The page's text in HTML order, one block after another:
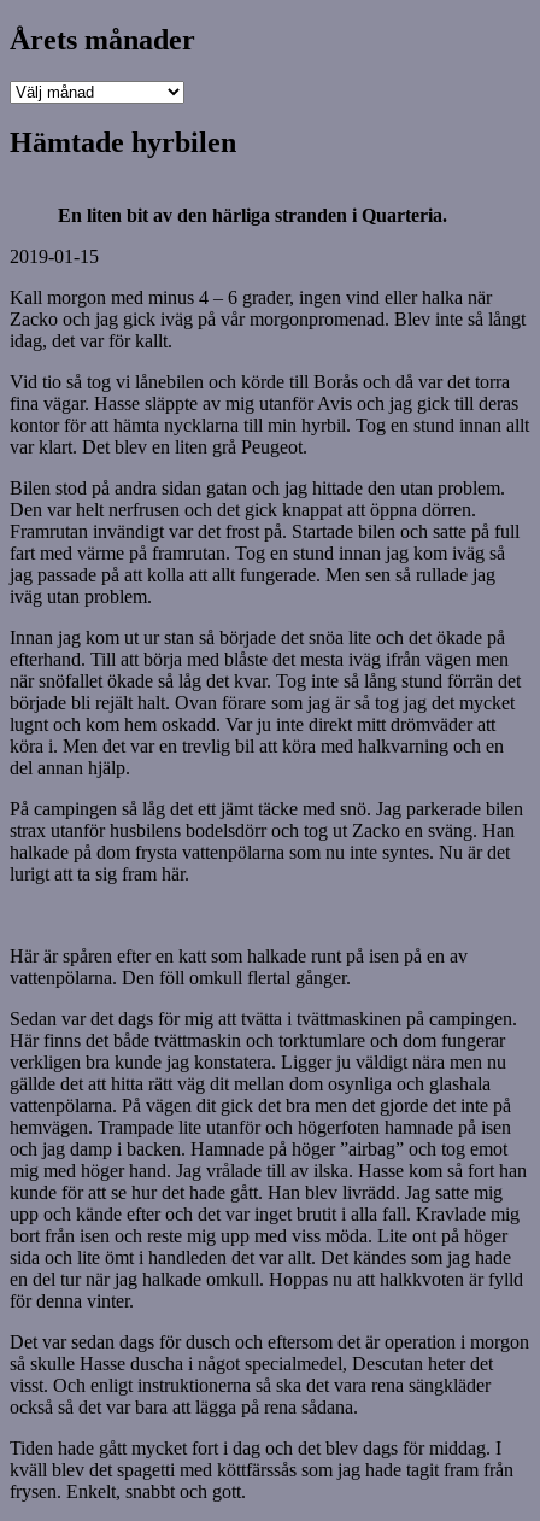
Årets månader
Årets
Hämtade hyrbilen
En liten bit av den härliga stranden i Quarteria.
2019-01-15
Kall morgon med minus 4 – 6 grader, ingen vind eller halka när
Zacko och jag gick iväg på vår morgonpromenad. Blev inte så långt
idag, det var för kallt.
Vid tio så tog vi lånebilen och körde till Borås och då var det torra
fina vägar. Hasse släppte av mig utanför Avis och jag gick till deras
kontor för att hämta nycklarna till min hyrbil. Tog en stund innan allt
var klart. Det blev en liten grå Peugeot.
Bilen stod på andra sidan gatan och jag hittade den utan problem.
Den var helt nerfrusen och det gick knappat att öppna dörren.
Framrutan invändigt var det frost på. Startade bilen och satte på full
fart med värme på framrutan. Tog en stund innan jag kom iväg så
jag passade på att kolla att allt fungerade. Men sen så rullade jag
iväg utan problem.
Innan jag kom ut ur stan så började det snöa lite och det ökade på
efterhand. Till att börja med blåste det mesta iväg ifrån vägen men
när snöfallet ökade så låg det kvar. Tog inte så lång stund förrän det
började bli rejält halt. Ovan förare som jag är så tog jag det mycket
lugnt och kom hem oskadd. Var ju inte direkt mitt drömväder att
köra i. Men det var en trevlig bil att köra med halkvarning och en
del annan hjälp.
På campingen så låg det ett jämt täcke med snö. Jag parkerade bilen
strax utanför husbilens bodelsdörr och tog ut Zacko en sväng. Han
halkade på dom frysta vattenpölarna som nu inte syntes. Nu är det
lurigt att ta sig fram här.
Här är spåren efter en katt som halkade runt på isen på en av
vattenpölarna. Den föll omkull flertal gånger.
Sedan var det dags för mig att tvätta i tvättmaskinen på campingen.
Här finns det både tvättmaskin och torktumlare och dom fungerar
verkligen bra kunde jag konstatera. Ligger ju väldigt nära men nu
gällde det att hitta rätt väg dit mellan dom osynliga och glashala
vattenpölarna. På vägen dit gick det bra men det gjorde det inte på
hemvägen. Trampade lite utanför och högerfoten hamnade på isen
och jag damp i backen. Hamnade på höger ”airbag” och tog emot
mig med höger hand. Jag vrålade till av ilska. Hasse kom så fort han
kunde för att se hur det hade gått. Han blev livrädd. Jag satte mig
upp och kände efter och det var inget brutit i alla fall. Kravlade mig
bort från isen och reste mig upp med viss möda. Lite ont på höger
sida och lite ömt i handleden det var allt. Det kändes som jag hade
en del tur när jag halkade omkull. Hoppas nu att halkkvoten är fylld
för denna vinter.
Det var sedan dags för dusch och eftersom det är operation i morgon
så skulle Hasse duscha i något specialmedel, Descutan heter det
visst. Och enligt instruktionerna så ska det vara rena sängkläder
också så det var bara att lägga på rena sådana.
Tiden hade gått mycket fort i dag och det blev dags för middag. I
kväll blev det spagetti med köttfärssås som jag hade tagit fram från
frysen. Enkelt, snabbt och gott.